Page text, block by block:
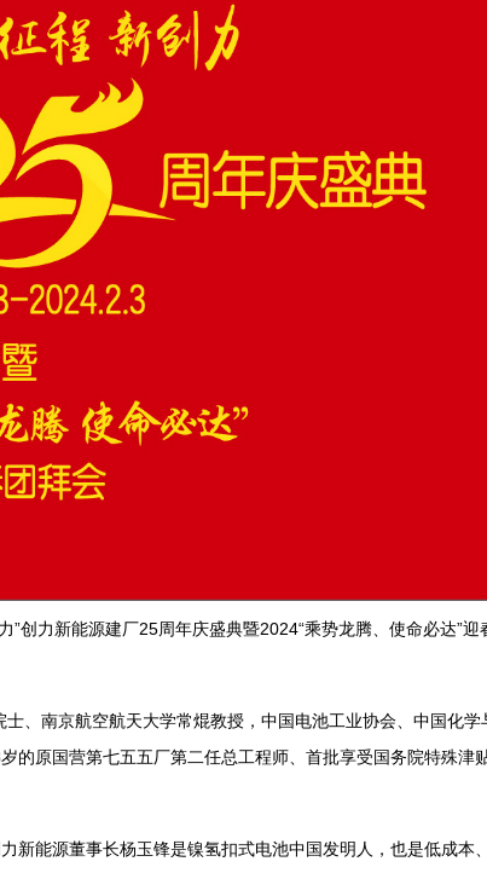
创力新能源建厂25周年庆盛典暨2024“乘势龙腾、使命必达”迎
、南京航空航天大学常焜教授，中国电池工业协会、中国化学
的原国营第七五五厂第二任总工程师、首批享受国务院特殊津
新能源董事长杨玉锋是镍氢扣式电池中国发明人，也是低成本